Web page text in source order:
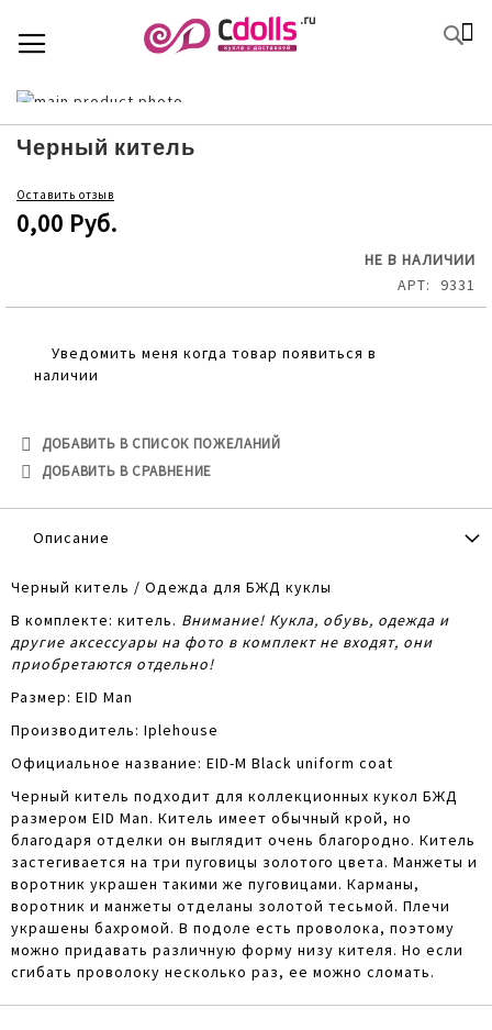
TO
CONTENT
Черный китель
Оставить отзыв
0,00 Руб.
НЕ В НАЛИЧИИ
АРТ
9331
Уведомить меня когда товар появиться в
наличии
ДОБАВИТЬ В СПИСОК ПОЖЕЛАНИЙ
ДОБАВИТЬ В СРАВНЕНИЕ
Skip
to
the
of
the
images
Skip
to
beginning
of
the
Описание
Черный китель / Одежда для БЖД куклы
В комплекте: китель. Внимание! Кукла, обувь, одежда и
другие аксессуары на фото в комплект не входят, они
приобретаются отдельно!
Размер: EID Man
Производитель: Iplehouse
Официальное название: EID-M Black uniform coat
Черный китель подходит для коллекционных кукол БЖД
размером EID Man. Китель имеет обычный крой, но
благодаря отделки он выглядит очень благородно. Китель
застегивается на три пуговицы золотого цвета. Манжеты и
воротник украшен такими же пуговицами. Карманы,
воротник и манжеты отделаны золотой тесьмой. Плечи
украшены бахромой. В подоле есть проволока, поэтому
можно придавать различную форму низу кителя. Но если
сгибать проволоку несколько раз, ее можно сломать.